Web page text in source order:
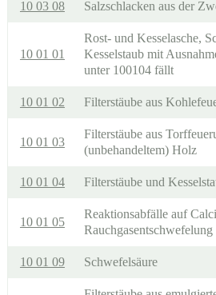
10 03 08 Salzschlacken aus der
10 01 01
Rost- und Kesselasche,
Kesselstaub mit
unter 100104 fällt
10 01 02 Filterstäube aus
10 01 03
Filterstäube aus
(unbehandeltem) Holz
10 01 04 Filterstäube und
10 01 05
Reaktionsabfälle auf
10 01 09 Schwefelsäure